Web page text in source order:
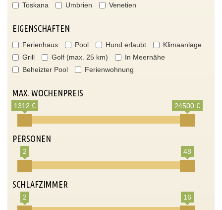
Toskana
Umbrien Venetien
EIGENSCHAFTEN
Ferienhaus Pool Hund erlaubt
Klimaanlage
Grill
Golf (max. 25 km)
In Meernähe
Beheizter Pool
Ferienwohnung
MAX. WOCHENPREIS
1312 € 24500 €
PERSONEN
2 48
SCHLAFZIMMER
2 16